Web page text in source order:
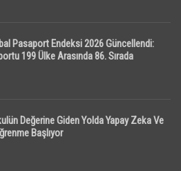
Pasaport Endeksi 2026 Güncellendi:
199 Ülke Arasında 86. Sırada
Değerine Giden Yolda Yapay Zeka Ve
Başlıyor